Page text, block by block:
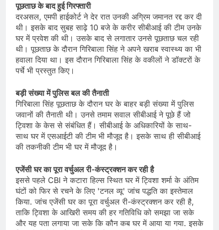
पूछताछ के बाद हुई गिरफ्तारी
दरअसल, एमपी हाईकोर्ट ने देर रात उनकी अग्रिम जमानत रद्द कर दी
थी। इसके बाद सुबह साढ़े 10 बजे के करीर सीबीआई की टीम उनके
घर में प्रवेश की थी। उसके बाद से लगातार उनसे पूछताछ चल रही
थी। पूछताछ के दौरान गिरिबाला सिंह ने अपने खराब स्वास्थ्य का भी
हवाला दिया था। इस दौरान गिरिबाला सिंह के वकीलों ने डॉक्टरों के
पर्चे भी प्रस्तुत किए।
बड़ी संख्या में पुलिस बल की तैनाती
गिरिबाला सिंह पूछताछ के दौरान घर के बाहर बड़ी संख्या में पुलिस
जवानों की तैनाती थी। उनसे तमाम सवाल सीबीआई ने पूछे हैं जो
ट्विशा के केस से संबंधित हैं। सीबीआई के अधिकारियों के साथ-
साथ घर में एसआईटी की टीम भी मौजूद है। इसके साथ ही सीबीआई
की तकनीकी टीम भी घर में मौजूद है।
एजेंसी घर का पूरा वर्चुअल री-कंस्ट्रक्शन कर रही है
इससे पहले CBI ने कटारा हिल्स स्थित घर में ट्विशा शर्मा के अंतिम
घंटों को फिर से रचने के लिए 'टनल व्यू' जांच पद्धति का इस्तेमाल
किया. जांच एजेंसी घर का पूरा वर्चुअल री-कंस्ट्रक्शन कर रही है,
ताकि ट्विशा के आखिरी समय की हर गतिविधि को समझा जा सके
और यह पता लगाया जा सके कि कौन कब घर में आया या गया. इसके